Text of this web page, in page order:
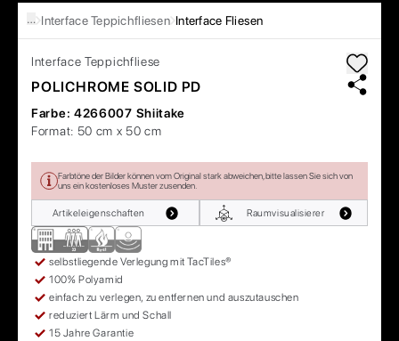
… Interface Teppichfliesen Interface Fliesen
Interface Teppichfliese
POLICHROME SOLID PD
Farbe: 4266007 Shiitake
Format: 50 cm x 50 cm
Farbtöne der Bilder können vom Original stark abweichen, bitte lassen Sie sich von
uns ein kostenloses Muster zusenden.
Artikeleigenschaften Raumvisualisierer
selbstliegende Verlegung mit TacTiles®
100% Polyamid
einfach zu verlegen, zu entfernen und auszutauschen
reduziert Lärm und Schall
15 Jahre Garantie